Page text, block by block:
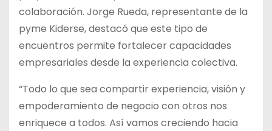
colaboración. Jorge Rueda, representante de la
pyme Kiderse, destacó que este tipo de
encuentros permite fortalecer capacidades
empresariales desde la experiencia colectiva.
“Todo lo que sea compartir experiencia, visión y
empoderamiento de negocio con otros nos
enriquece a todos. Así vamos creciendo hacia